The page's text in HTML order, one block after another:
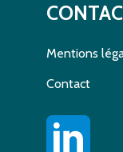
Mentions
Contact